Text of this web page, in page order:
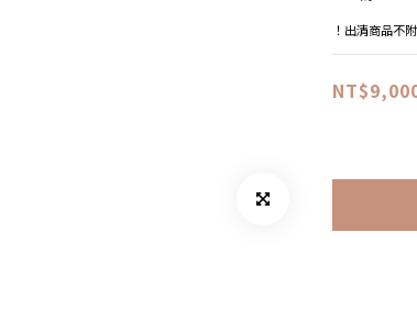
！出清商品不